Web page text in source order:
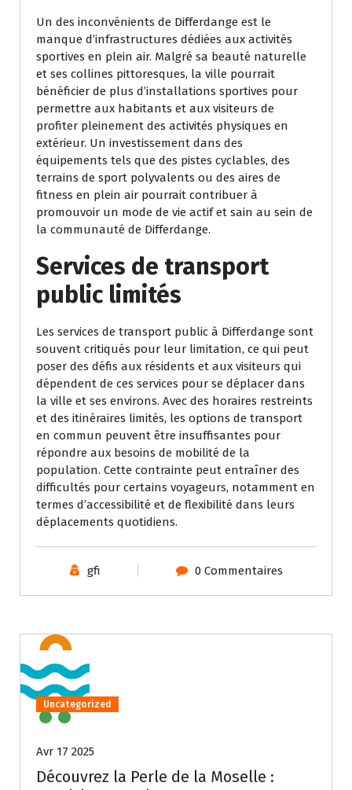
Un des inconvénients de Differdange est le
manque d’infrastructures dédiées aux activités
sportives en plein air. Malgré sa beauté naturelle
et ses collines pittoresques, la ville pourrait
bénéficier de plus d’installations sportives pour
permettre aux habitants et aux visiteurs de
profiter pleinement des activités physiques en
extérieur. Un investissement dans des
équipements tels que des pistes cyclables, des
terrains de sport polyvalents ou des aires de
fitness en plein air pourrait contribuer à
promouvoir un mode de vie actif et sain au sein de
la communauté de Differdange.
Services de transport
public limités
Les services de transport public à Differdange sont
souvent critiqués pour leur limitation, ce qui peut
poser des défis aux résidents et aux visiteurs qui
dépendent de ces services pour se déplacer dans
la ville et ses environs. Avec des horaires restreints
et des itinéraires limités, les options de transport
en commun peuvent être insuffisantes pour
répondre aux besoins de mobilité de la
population. Cette contrainte peut entraîner des
difficultés pour certains voyageurs, notamment en
termes d’accessibilité et de flexibilité dans leurs
déplacements quotidiens.
gfi 0 Commentaires
Uncategorized
Avr 17 2025
Découvrez la Perle de la Moselle :